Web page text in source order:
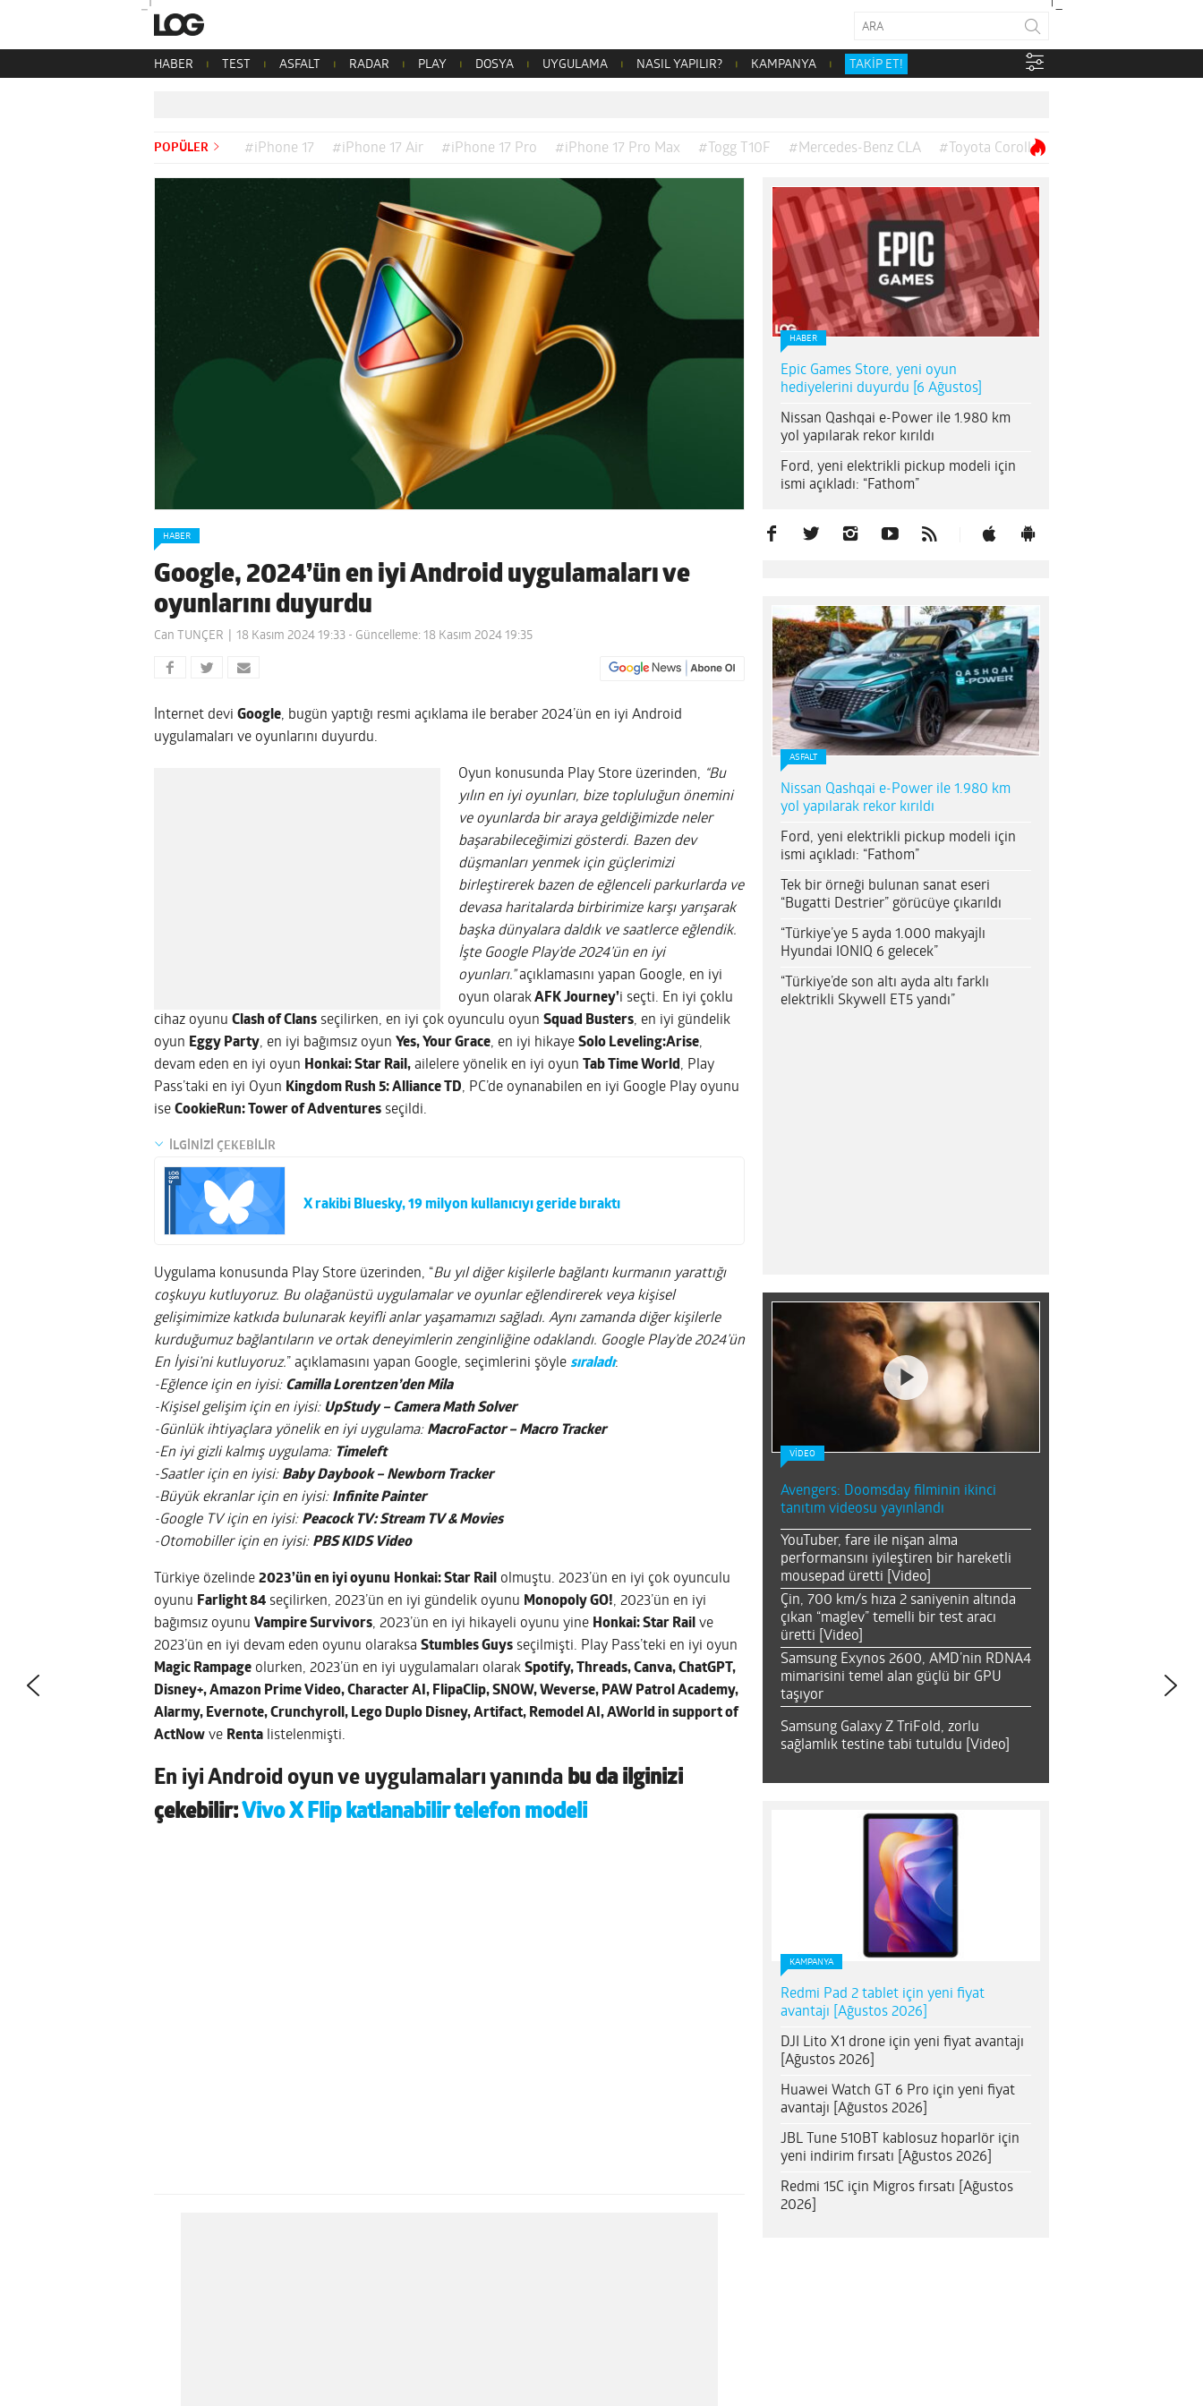
HABER TEST ASFALT RADAR PLAY DOSYA UYGULAMA NASIL YAPILIR? KAMPANYA TAKİP ET!
POPÜLER #iPhone 17 #iPhone 17 Air #iPhone 17 Pro #iPhone 17 Pro Max #Togg T10F #Mercedes-Benz CLA #Toyota Corolla
HABER
Google, 2024’ün en iyi Android uygulamaları ve
oyunlarını duyurdu
Can TUNÇER 18 Kasım 2024 19:33 - Güncelleme: 18 Kasım 2024 19:35
İnternet devi Google, bugün yaptığı resmi açıklama ile beraber 2024’ün en iyi Android
uygulamaları ve oyunlarını duyurdu.
Oyun konusunda Play Store üzerinden, “Bu
yılın en iyi oyunları, bize topluluğun önemini
ve oyunlarda bir araya geldiğimizde neler
başarabileceğimizi gösterdi. Bazen dev
düşmanları yenmek için güçlerimizi
birleştirerek bazen de eğlenceli parkurlarda ve
devasa haritalarda birbirimize karşı yarışarak
başka dünyalara daldık ve saatlerce eğlendik.
İşte Google Play’de 2024’ün en iyi
oyunları.”açıklamasını yapan Google, en iyi
oyun olarakAFK Journey’i seçti. En iyi çoklu
cihaz oyunu Clash of Clans seçilirken, en iyi çok oyunculu oyun Squad Busters, en iyi gündelik
oyun Eggy Party, en iyi bağımsız oyun Yes, Your Grace, en iyi hikaye Solo Leveling:Arise,
devam eden en iyi oyun Honkai: Star Rail, ailelere yönelik en iyi oyun Tab Time World , Play
Pass’taki en iyi Oyun Kingdom Rush 5: Alliance TD, PC’de oynanabilen en iyi Google Play oyunu
ise CookieRun: Tower of Adventures seçildi.
İLGİNİZİ ÇEKEBİLİR
X rakibi Bluesky, 19 milyon kullanıcıyı geride bıraktı
Uygulama konusunda Play Store üzerinden, “Bu yıl diğer kişilerle bağlantı kurmanın yarattığı
coşkuyu kutluyoruz. Bu olağanüstü uygulamalar ve oyunlar eğlendirerek veya kişisel
gelişimimize katkıda bulunarak keyifli anlar yaşamamızı sağladı. Aynı zamanda diğer kişilerle
kurduğumuz bağlantıların ve ortak deneyimlerin zenginliğine odaklandı. Google Play’de 2024’ün
En İyisi’ni kutluyoruz.” açıklamasını yapan Google, seçimlerini şöyle sıraladı:
-Eğlence için en iyisi: Camilla Lorentzen’den Mila
-Kişisel gelişim için en iyisi: UpStudy – Camera Math Solver
-Günlük ihtiyaçlara yönelik en iyi uygulama: MacroFactor – Macro Tracker
-En iyi gizli kalmış uygulama: Timeleft
-Saatler için en iyisi: Baby Daybook – Newborn Tracker
-Büyük ekranlar için en iyisi: Infinite Painter
-Google TV için en iyisi: Peacock TV: Stream TV & Movies
-Otomobiller için en iyisi: PBS KIDS Video
Türkiye özelinde 2023’ün en iyi oyunu Honkai: Star Rail olmuştu. 2023’ün en iyi çok oyunculu
oyunu Farlight 84 seçilirken, 2023’ün en iyi gündelik oyunu Monopoly GO!, 2023’ün en iyi
bağımsız oyunu Vampire Survivors, 2023’ün en iyi hikayeli oyunu yine Honkai: Star Rail ve
2023’ün en iyi devam eden oyunu olaraksa Stumbles Guys seçilmişti. Play Pass’teki en iyi oyun
Magic Rampage olurken, 2023’ün en iyi uygulamaları olarak Spotify, Threads, Canva, ChatGPT,
Disney+, Amazon Prime Video, Character AI, FlipaClip, SNOW, Weverse, PAW Patrol Academy,
Alarmy, Evernote, Crunchyroll, Lego Duplo Disney, Artifact, Remodel AI, AWorld in support of
ActNow ve Renta listelenmişti.
En iyi Android oyun ve uygulamaları yanında bu da ilginizi
çekebilir: Vivo X Flip katlanabilir telefon modeli
HABER
Epic Games Store, yeni oyun
hediyelerini duyurdu [6 Ağustos]
Nissan Qashqai e-Power ile 1.980 km
yol yapılarak rekor kırıldı
Ford, yeni elektrikli pickup modeli için
ismi açıkladı: “Fathom”
ASFALT
Nissan Qashqai e-Power ile 1.980 km
yol yapılarak rekor kırıldı
Ford, yeni elektrikli pickup modeli için
ismi açıkladı: “Fathom”
Tek bir örneği bulunan sanat eseri
“Bugatti Destrier” görücüye çıkarıldı
“Türkiye’ye 5 ayda 1.000 makyajlı
Hyundai IONIQ 6 gelecek”
“Türkiye’de son altı ayda altı farklı
elektrikli Skywell ET5 yandı”
VİDEO
Avengers: Doomsday filminin ikinci
tanıtım videosu yayınlandı
YouTuber, fare ile nişan alma
performansını iyileştiren bir hareketli
mousepad üretti [Video]
Çin, 700 km/s hıza 2 saniyenin altında
çıkan “maglev” temelli bir test aracı
üretti [Video]
Samsung Exynos 2600, AMD’nin RDNA4
mimarisini temel alan güçlü bir GPU
taşıyor
Samsung Galaxy Z TriFold, zorlu
sağlamlık testine tabi tutuldu [Video]
KAMPANYA
Redmi Pad 2 tablet için yeni fiyat
avantajı [Ağustos 2026]
DJI Lito X1 drone için yeni fiyat avantajı
[Ağustos 2026]
Huawei Watch GT 6 Pro için yeni fiyat
avantajı [Ağustos 2026]
JBL Tune 510BT kablosuz hoparlör için
yeni indirim fırsatı [Ağustos 2026]
Redmi 15C için Migros fırsatı [Ağustos
2026]